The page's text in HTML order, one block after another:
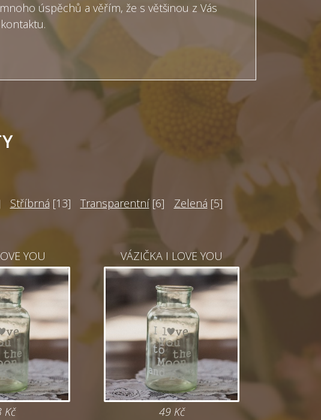
úspěchů a věřím, že s většinou z Vás
Stříbrná [13] Transparentní [6] Zelená [5]
YOU
Kč
VÁZIČKA I LOVE YOU
49 Kč